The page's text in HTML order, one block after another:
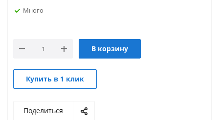
Много
В корзину
Купить в 1 клик
Поделиться